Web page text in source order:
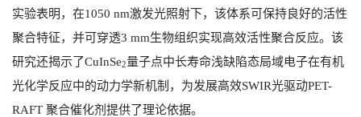
实验表明，在1050 nm激发光照射下，该体系可保持良好的活性
聚合特征，并可穿透3 mm生物组织实现高效活性聚合反应。该
研究还揭示了CuInSe2量子点中长寿命浅缺陷态局域电子在有机
光化学反应中的动力学新机制，为发展高效SWIR光驱动PET-
RAFT 聚合催化剂提供了理论依据。